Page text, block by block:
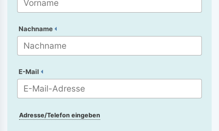
Nachname
E-Mail
Adresse/Telefon eingeben